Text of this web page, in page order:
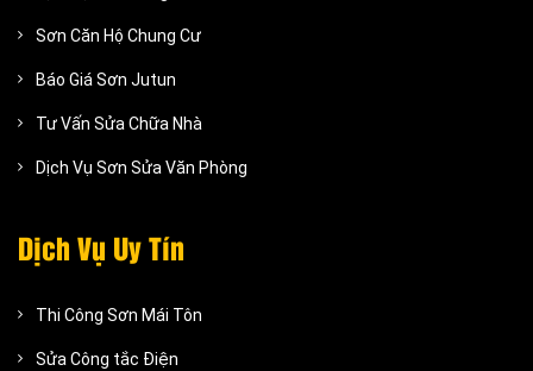
Sơn Căn Hộ Chung Cư
Báo Giá Sơn Jutun
Tư Vấn Sửa Chữa Nhà
Dịch Vụ Sơn Sửa Văn Phòng
Dịch Vụ Uy Tín
Thi Công Sơn Mái Tôn
Sửa Công tắc Điện